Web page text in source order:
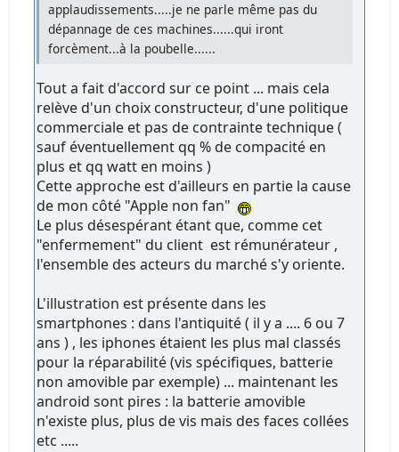
applaudissements.....je ne parle même pas du
dépannage de ces machines......qui iront
forcèment...à la poubelle......
Tout a fait d'accord sur ce point ... mais cela
relève d'un choix constructeur, d'une politique
commerciale et pas de contrainte technique (
sauf éventuellement qq % de compacité en
plus et qq watt en moins )
Cette approche est d'ailleurs en partie la cause
de mon côté "Apple non fan"
Le plus désespérant étant que, comme cet
"enfermement" du client est rémunérateur ,
l'ensemble des acteurs du marché s'y oriente.
L'illustration est présente dans les
smartphones : dans l'antiquité ( il y a .... 6 ou 7
ans ) , les iphones étaient les plus mal classés
pour la réparabilité (vis spécifiques, batterie
non amovible par exemple) ... maintenant les
android sont pires : la batterie amovible
n'existe plus, plus de vis mais des faces collées
etc .....